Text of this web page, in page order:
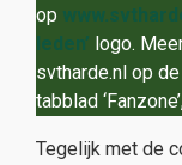
op
leden’ logo.
svtharde.nl op de
tabblad
Tegelijk met de